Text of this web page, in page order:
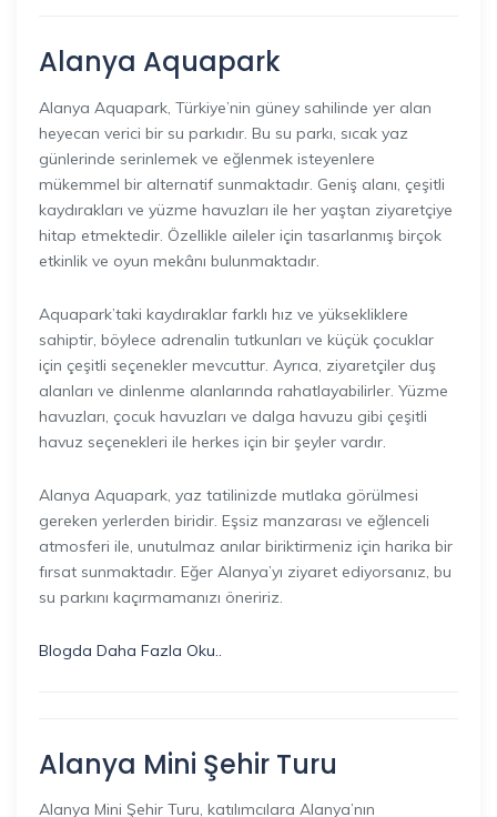
Alanya Aquapark
Alanya Aquapark, Türkiye’nin güney sahilinde yer alan
heyecan verici bir su parkıdır. Bu su parkı, sıcak yaz
günlerinde serinlemek ve eğlenmek isteyenlere
mükemmel bir alternatif sunmaktadır. Geniş alanı, çeşitli
kaydırakları ve yüzme havuzları ile her yaştan ziyaretçiye
hitap etmektedir. Özellikle aileler için tasarlanmış birçok
etkinlik ve oyun mekânı bulunmaktadır.
Aquapark’taki kaydıraklar farklı hız ve yüksekliklere
sahiptir, böylece adrenalin tutkunları ve küçük çocuklar
için çeşitli seçenekler mevcuttur. Ayrıca, ziyaretçiler duş
alanları ve dinlenme alanlarında rahatlayabilirler. Yüzme
havuzları, çocuk havuzları ve dalga havuzu gibi çeşitli
havuz seçenekleri ile herkes için bir şeyler vardır.
Alanya Aquapark, yaz tatilinizde mutlaka görülmesi
gereken yerlerden biridir. Eşsiz manzarası ve eğlenceli
atmosferi ile, unutulmaz anılar biriktirmeniz için harika bir
fırsat sunmaktadır. Eğer Alanya’yı ziyaret ediyorsanız, bu
su parkını kaçırmamanızı öneririz.
Blogda Daha Fazla Oku..
Alanya Mini Şehir Turu
Alanya Mini Şehir Turu, katılımcılara Alanya’nın